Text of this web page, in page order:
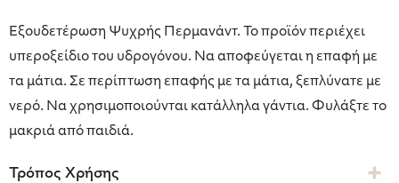
Εξουδετέρωση Ψυχρής Περμανάντ. Το προϊόν περιέχει
υπεροξείδιο του υδρογόνου. Να αποφεύγεται η επαφή με
τα μάτια. Σε περίπτωση επαφής με τα μάτια, ξεπλύνατε με
νερό. Να χρησιμοποιούνται κατάλληλα γάντια. Φυλάξτε το
μακριά από παιδιά.
Τρόπος Χρήσης